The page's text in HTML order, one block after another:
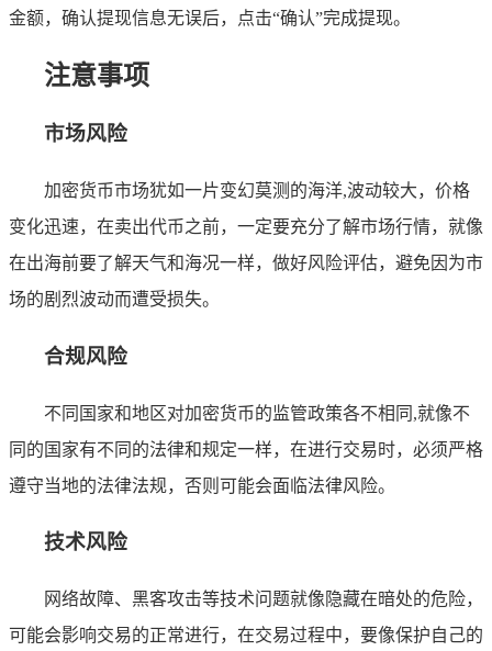
金额，确认提现信息无误后，点击“确认”完成提现。
注意事项
市场风险
加密货币市场犹如一片变幻莫测的海洋,波动较大，价格
变化迅速，在卖出代币之前，一定要充分了解市场行情，就像
在出海前要了解天气和海况一样，做好风险评估，避免因为市
场的剧烈波动而遭受损失。
合规风险
不同国家和地区对加密货币的监管政策各不相同,就像不
同的国家有不同的法律和规定一样，在进行交易时，必须严格
遵守当地的法律法规，否则可能会面临法律风险。
技术风险
网络故障、黑客攻击等技术问题就像隐藏在暗处的危险，
可能会影响交易的正常进行，在交易过程中，要像保护自己的